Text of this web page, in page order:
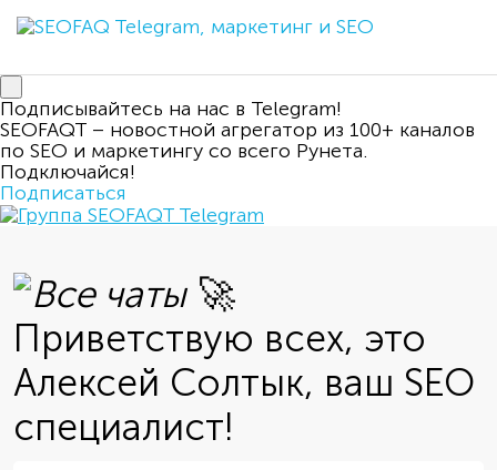
Подписывайтесь на нас в Telegram!
SEOFAQT – новостной агрегатор из 100+ каналов
по SEO и маркетингу со всего Рунета.
Подключайся!
Подписаться
🚀
Приветствую всех, это
Алексей Солтык, ваш SEO
специалист!